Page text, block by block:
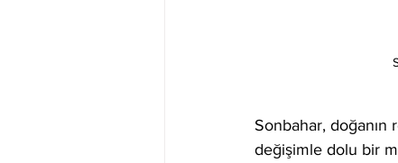
Sonbahar,
değişimle dolu bir